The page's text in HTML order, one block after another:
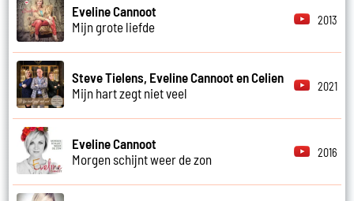
Eveline Cannoot
Mijn grote liefde
2013
Steve Tielens, Eveline Cannoot en Celien
Mijn hart zegt niet veel
2021
Eveline Cannoot
Morgen schijnt weer de zon
2016